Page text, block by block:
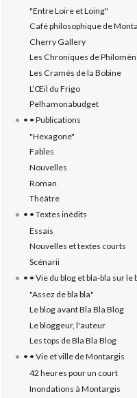
"Entre Loire et Loing"
Café philosophique de
Cherry Gallery
Les Chroniques de
Les Cramés de la Bobine
L’‎Œil du Frigo
Pelhamonabudget
• • Publications
"Hexagone"
Fables
Nouvelles
Roman
Théâtre
• • Textes inédits
Essais
Nouvelles et textes courts
Scénarii
• • Vie du blog et bla-bla sur le
"Assez de bla bla"
Le blog avant Bla Bla Blog
Le bloggeur, l'auteur
Les tops de Bla Bla Blog
• • Vie et ville de Montargis
42 heures pour un court
Inondations à Montargis